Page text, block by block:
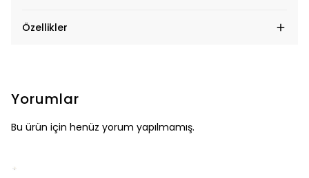
Özellikler
Yorumlar
Bu ürün için henüz yorum yapılmamış.